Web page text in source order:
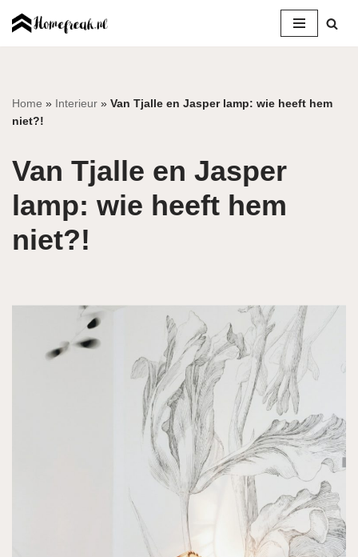
inhoud
Home » Interieur » Van Tjalle en Jasper lamp: wie heeft hem
niet?!
Van Tjalle en Jasper
lamp: wie heeft hem
niet?!